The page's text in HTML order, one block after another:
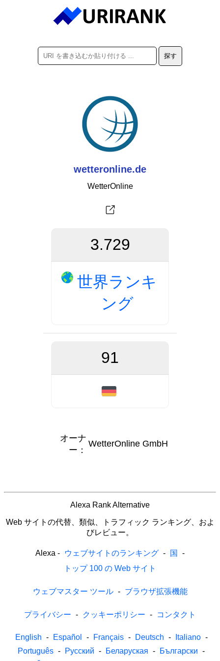
wetteronline.de
WetterOnline
3.729
世界ランキ
ング
91
オーナ
ー：
WetterOnline GmbH
Alexa Rank Alternative
Web サイトの代替、類似、トラフィック ランキング、およ
びレビュー。
Alexa - ウェブサイトのランキング - 国
-
トップ 100 の Web サイト
ウェブマスター ツール - ブラウザ拡張機能
プライバシー - クッキーポリシー - コンタクト
English - Español - Français - Deutsch - Italiano -
Português - Русский - Беларуская - Български -